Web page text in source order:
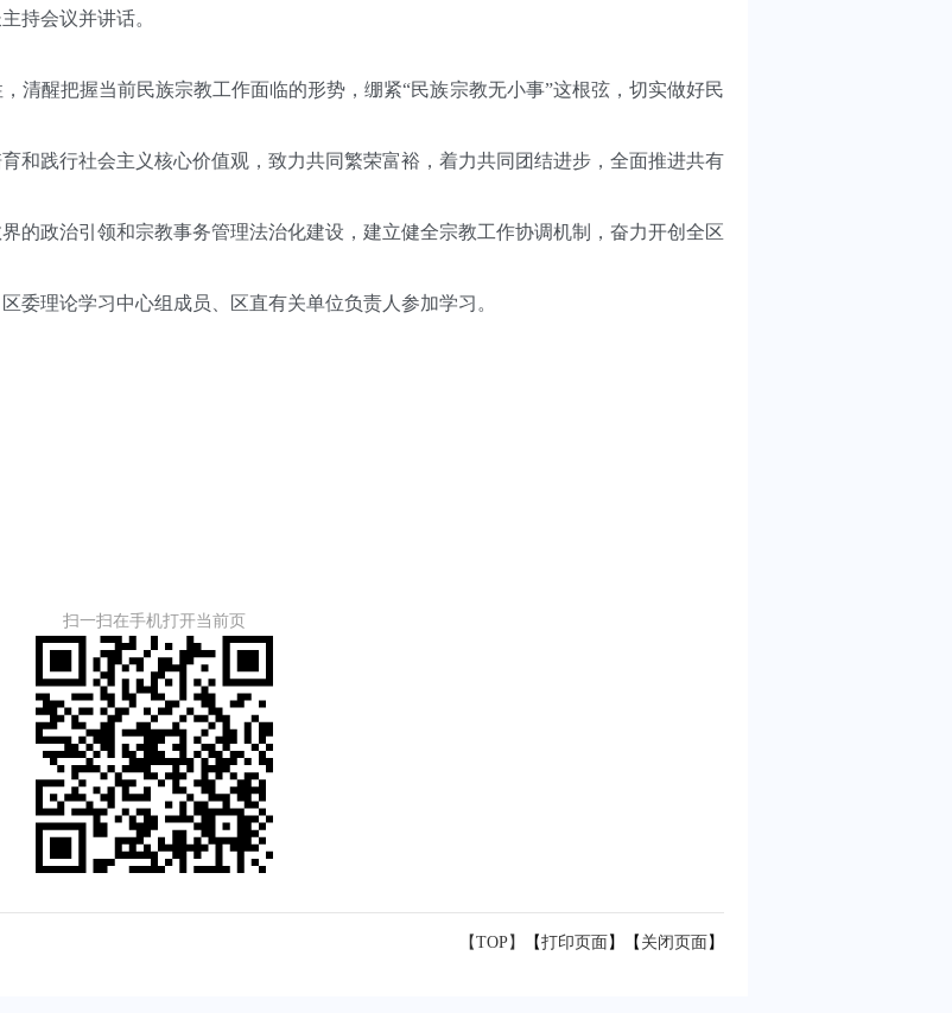
持会议并讲话。
醒把握当前民族宗教工作面临的形势，绷紧“民族宗教无小事”这根弦，切实做好民
践行社会主义核心价值观，致力共同繁荣富裕，着力共同团结进步，全面推进共有
政治引领和宗教事务管理法治化建设，建立健全宗教工作协调机制，奋力开创全区
理论学习中心组成员、区直有关单位负责人参加学习。
扫一扫在手机打开当前页
【TOP】 【打印页面 】【 关闭页面 】